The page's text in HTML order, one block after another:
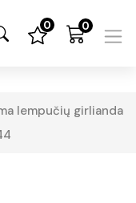
0 0
lempučių girlianda